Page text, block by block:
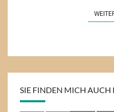
SIE FINDEN MICH AUCH